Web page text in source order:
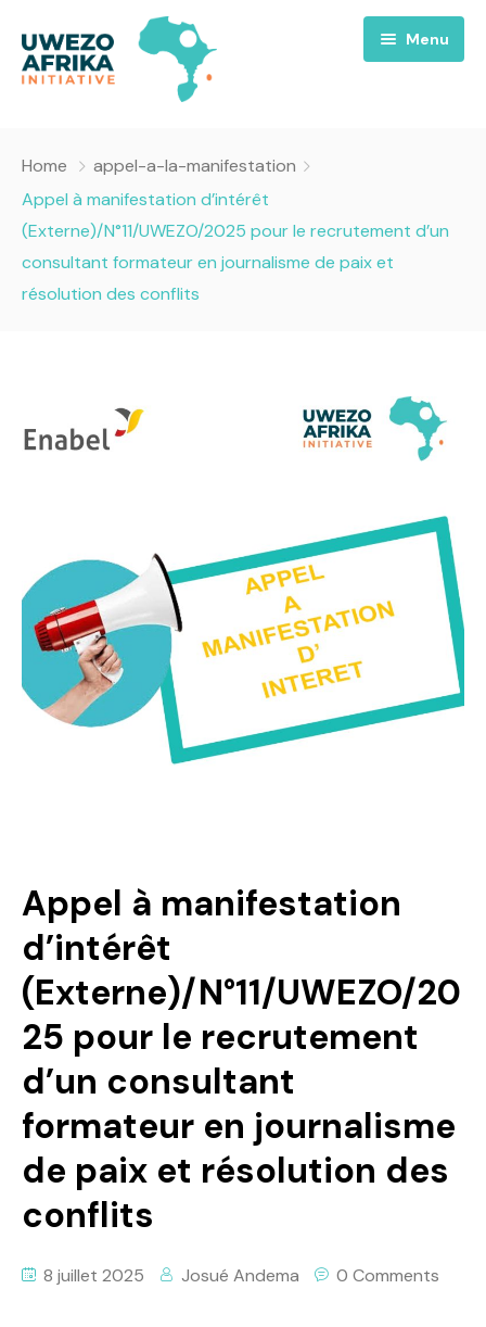
Menu
Nous
A propos
Équipes
Projets
Requiem pour la Paix
Success Story
Santé
Technologies
Entreprenariat
Uwezo FM
Emissions
Opportunités
Home
appel-a-la-manifestation
Appel à manifestation d’intérêt
(Externe)/N°11/UWEZO/2025 pour le recrutement d’un
consultant formateur en journalisme de paix et
résolution des conflits
Appel à manifestation
d’intérêt
(Externe)/N°11/UWEZO/20
25 pour le recrutement
d’un consultant
formateur en journalisme
de paix et résolution des
conflits
8 juillet 2025 Josué Andema 0 Comments